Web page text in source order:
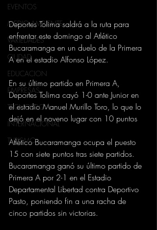
EVENTOS
MEDIO AMBIENTE
VARIEDADES
CIUDAD
EDUCACION
EMPRESAS
TECNOLOGIA
INTERNACIONAL
TURISMO
Deportes Tolima saldrá a la ruta para
enfrentar este domingo al Atlético
Bucaramanga en un duelo de la Primera
A en el estadio Alfonso López.
En su último partido en Primera A,
Deportes Tolima cayó 1-0 ante Junior en
el estadio Manuel Murillo Toro, lo que lo
dejó en el noveno lugar con 10 puntos
Atlético Bucaramanga ocupa el puesto
15 con siete puntos tras siete partidos.
Bucaramanga ganó su último partido de
Primera A por 2-1 en el Estadio
Departamental Libertad contra Deportivo
Pasto, poniendo fin a una racha de
cinco partidos sin victorias.